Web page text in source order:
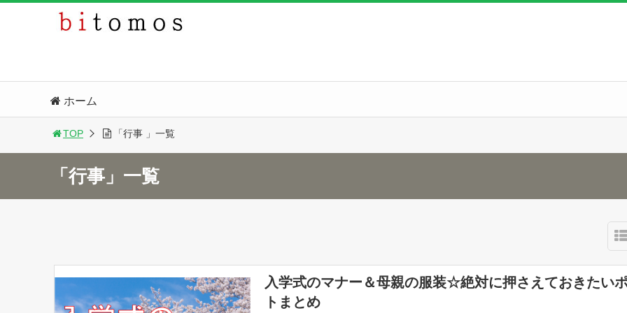
ホーム
TOP 「行事 」一覧
「行事」一覧
入学式のマナー＆母親の服装☆絶対に押さえておきたい
トまとめ